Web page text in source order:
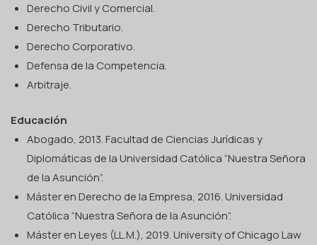
Derecho Civil y Comercial.
Derecho Tributario.
Derecho Corporativo.
Defensa de la Competencia.
Arbitraje.
Educación
Abogado, 2013. Facultad de Ciencias Jurídicas y
Diplomáticas de la Universidad Católica “Nuestra Señora
de la Asunción”.
Máster en Derecho de la Empresa, 2016. Universidad
Católica “Nuestra Señora de la Asunción”.
Máster en Leyes (LL.M.), 2019. University of Chicago Law